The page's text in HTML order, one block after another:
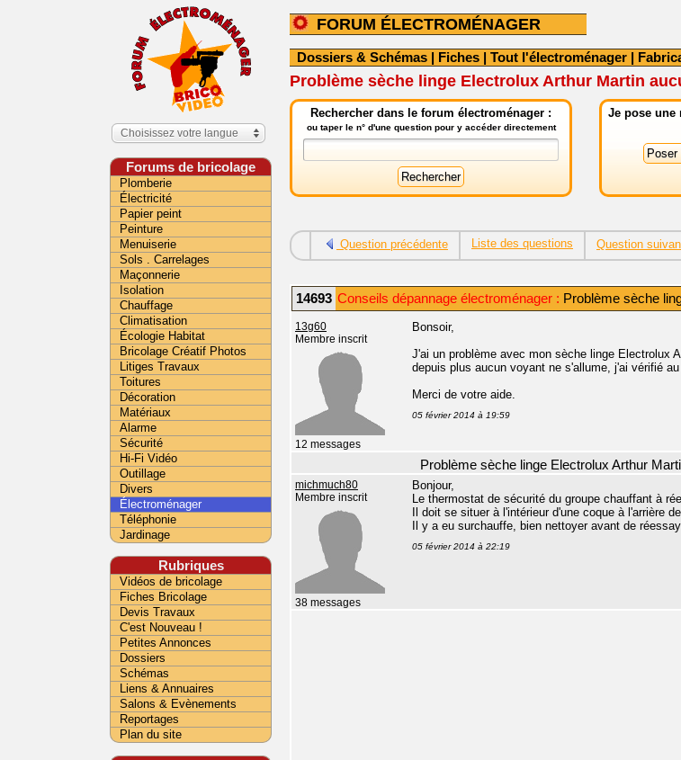
FORUM ÉLECTROMÉNAGER
Dossiers & Schémas | Fiches | Tout l'électroménager |
Problème sèche linge Electrolux Arthur Martin
Rechercher dans le forum électroménager :
ou taper le n° d'une question pour y accéder directement
Je pose une
Question précédente Liste des questions Question
14693 Conseils dépannage électroménager : Problème sèche
13g60
Membre inscrit
12 messages
Bonsoir,
J'ai un problème avec mon sèche linge Electrolux
depuis plus aucun voyant ne s'allume, j'ai vérifié
Merci de votre aide.
05 février 2014 à 19:59
Problème sèche linge Electrolux Arthur
michmuch80
Membre inscrit
38 messages
Bonjour,
Le thermostat de sécurité du groupe chauffant à
Il doit se situer à l'intérieur d'une coque à l'arrière
Il y a eu surchauffe, bien nettoyer avant de
05 février 2014 à 22:19
Choisissez votre langue
Forums de bricolage
Plomberie
Électricité
Papier peint
Peinture
Menuiserie
Sols . Carrelages
Maçonnerie
Isolation
Chauffage
Climatisation
Écologie Habitat
Bricolage Créatif Photos
Litiges Travaux
Toitures
Décoration
Matériaux
Alarme
Sécurité
Hi-Fi Vidéo
Outillage
Divers
Électroménager
Téléphonie
Jardinage
Rubriques
Vidéos de bricolage
Fiches Bricolage
Devis Travaux
C'est Nouveau !
Petites Annonces
Dossiers
Schémas
Liens & Annuaires
Salons & Evènements
Reportages
Plan du site